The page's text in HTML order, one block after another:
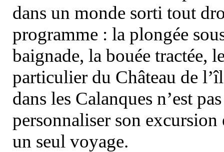
dans un monde sorti tout
programme : la plongée
baignade, la bouée tractée,
particulier du Château de
dans les Calanques n’est
personnaliser son
un seul voyage.